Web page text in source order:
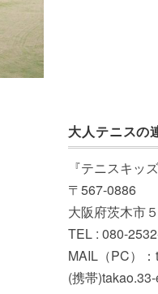
大人テニスの
『テニスキ
〒567-0886
大阪府茨木市
TEL : 080-
MAIL（PC）
(携帯